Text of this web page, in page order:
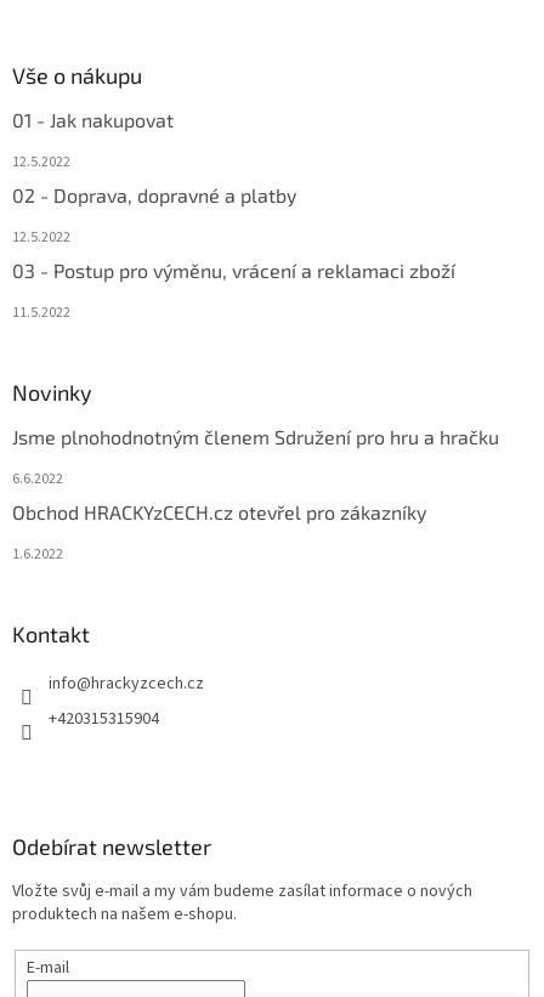
Vše o nákupu
01 - Jak nakupovat
12.5.2022
02 - Doprava, dopravné a platby
12.5.2022
03 - Postup pro výměnu, vrácení a reklamaci zboží
11.5.2022
Novinky
Jsme plnohodnotným členem Sdružení pro hru a hračku
6.6.2022
Obchod HRACKYzCECH.cz otevřel pro zákazníky
1.6.2022
Kontakt
info@hrackyzcech.cz
+420315315904
Odebírat newsletter
Vložte svůj e-mail a my vám budeme zasílat informace o nových
produktech na našem e-shopu.
E-mail